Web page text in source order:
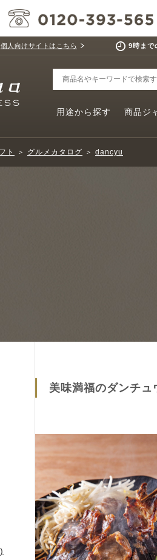
個人向けサイトはこちら 9時まで
用途から探す 商品ジ
ト ＞ グルメカタログ ＞ dancyu
美味満福のダンチ